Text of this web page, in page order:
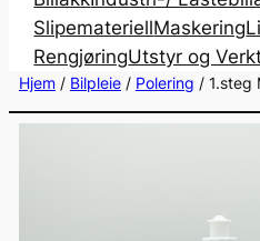
SlipemateriellMaskering
RengjøringUtstyr og
Hjem/ Bilpleie/ Polering / 1.steg